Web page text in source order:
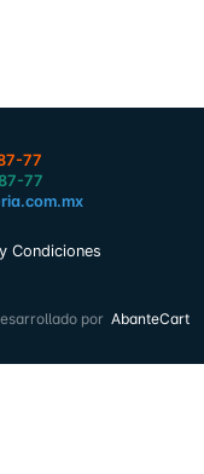
77
77
Condiciones
por AbanteCart